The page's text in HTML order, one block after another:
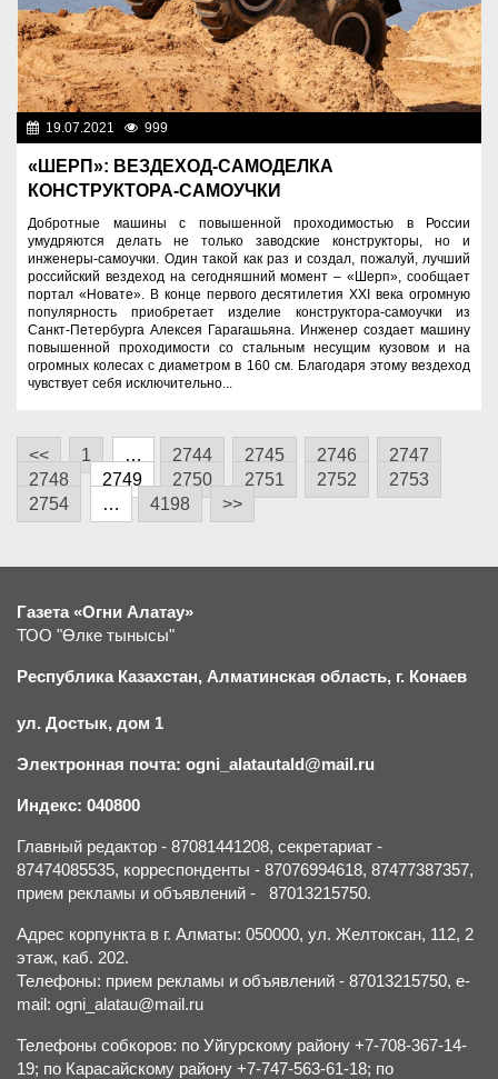
19.07.2021 999
«ШЕРП»: ВЕЗДЕХОД-САМОДЕЛКА
КОНСТРУКТОРА-САМОУЧКИ
Добротные машины с повышенной проходимостью в России
умудряются делать не только заводские конструкторы, но и
инженеры-самоучки. Один такой как раз и создал, пожалуй, лучший
российский вездеход на сегодняшний момент – «Шерп», сообщает
портал «Новате». В конце первого десятилетия XXI века огромную
популярность приобретает изделие конструктора-самоучки из
Санкт-Петербурга Алексея Гарагашьяна. Инженер создает машину
повышенной проходимости со стальным несущим кузовом и на
огромных колесах с диаметром в 160 см. Благодаря этому вездеход
чувствует себя исключительно...
<< 1 … 2744 2745 2746
2747
2748
2749 2750 2751 2752
2753
2754
… 4198 >>
Газета «Огни Алатау»
ТОО "Өлке тынысы"
Республика Казахстан, Алматинская область, г. Конаев
ул. Достык, дом 1
Электронная почта: ogni_alatautald@mail.ru
Индекс: 040800
Главный редактор - 87081441208, секретариат -
87474085535, корреспонденты - 87076994618, 87477387357,
прием рекламы и объявлений - 87013215750.
Адрес корпункта в г. Алматы: 050000, ул. Желтоксан, 112, 2
этаж, каб. 202.
Телефоны: прием рекламы и объявлений - 87013215750, e-
mail: ogni_alatau@mail.ru
Телефоны собкоров: по Уйгурскому району +7-708-367-14-
19; по Карасайскому району +7-747-563-61-18; по